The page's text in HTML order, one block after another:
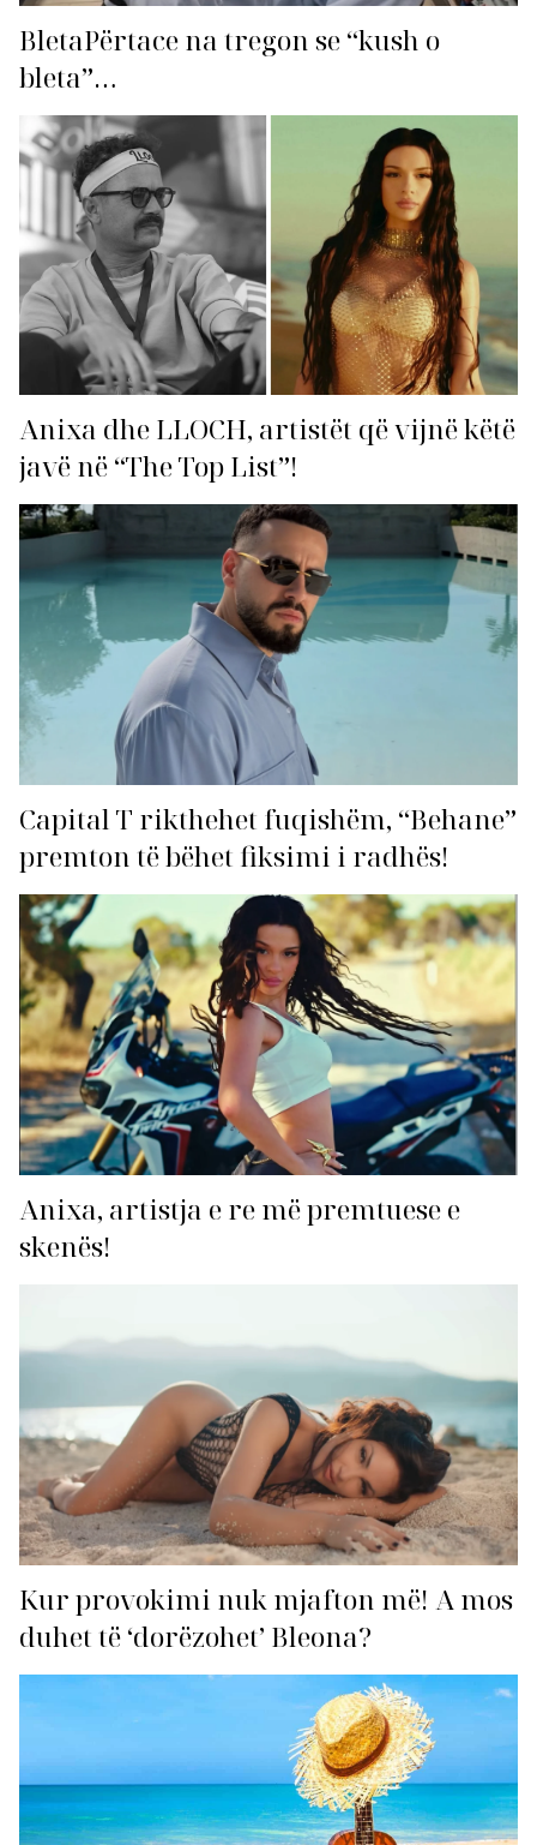
BletaPërtace na tregon se “kush o
bleta”…
Anixa dhe LLOCH, artistët që vijnë këtë
javë në “The Top List”!
Capital T rikthehet fuqishëm, “Behane”
premton të bëhet fiksimi i radhës!
Anixa, artistja e re më premtuese e
skenës!
Kur provokimi nuk mjafton më! A mos
duhet të ‘dorëzohet’ Bleona?